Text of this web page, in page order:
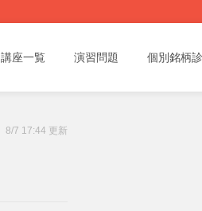
講座一覧 演習問題 個別銘柄
8/7 17:44 更新